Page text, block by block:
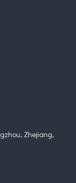
Zhejiang,